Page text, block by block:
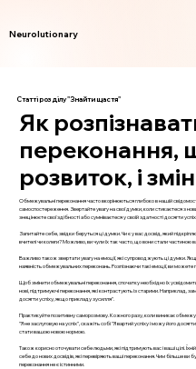
Neurolutionary
Статті розділу "Знайти щастя"
Як
переконання,
розвиток, і
Обмежувальні переконання часто вкорінюються глибоко в нашій
самоспостереження. Звертайте увагу на свої думки, коли стикаєтеся з
знецінюєте свої здібності або сумніваєтеся у своїй здатності досягти
Запитайте себе, звідки беруться ці думки. Чи є у вас досвід, який
вчителі чи колеги? Можливо, ви чули їх так часто, що вони стали частиною
Важливо також звертати увагу на емоції, які супроводжують ці думки.
наявність обмежувальних переконань. Розпізнаючи такі емоції, ви можете
Щоб змінити обмежувальні переконання, спочатку необхідно їх
нові, підтримуючі переконання, які контрастують із старими. Наприклад,
досягти успіху, якщо прикладу зусилля".
Практикуйте позитивну саморозмову. Кожного разу, коли виникає
"Я не заслуговую на успіх", скажіть собі "Я вартий успіху і можу його
стати вашою новою нормою.
Також корисно оточувати себе людьми, які підтримують вас і ваші цілі.
себе до нових досвідів, які перевіряють ваші переконання. Чим більше
переконання не є істинними.